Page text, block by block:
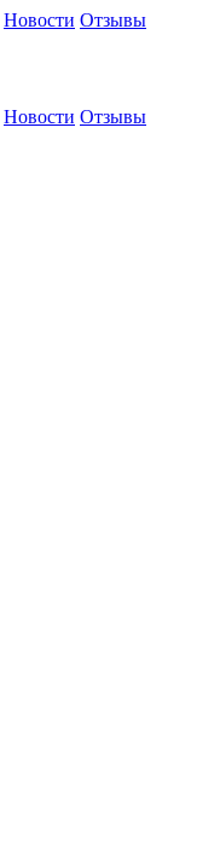
Новости Отзывы
Новости Отзывы